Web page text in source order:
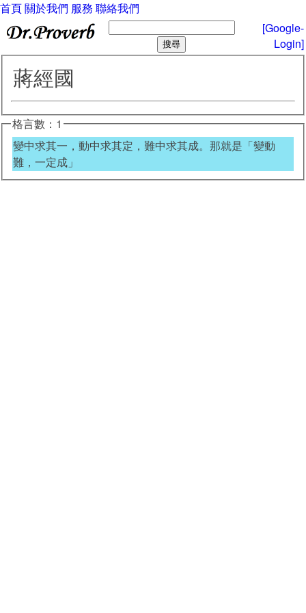
首頁關於我們 服務 聯絡我們
[Google-
Login]
蔣經國
格言數：1
變中求其一，動中求其定，難中求其成。那就是「變動
難，一定成」